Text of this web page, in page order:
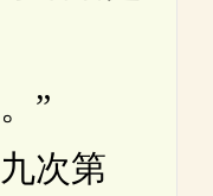
”
次第